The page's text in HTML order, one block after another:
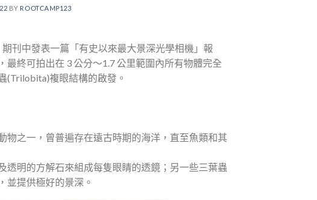
BY ROOTCAMP123
刊中發表一篇「有史以來最大景深光學相機」報
終可拍出在 3 公分～1.7 公里範圍內所有物體完全
(Trilobita)複眼結構的啟發。
之一，曾普遍存在遠古時期的海洋，直至魚類和其
明的方解石來組成每隻眼睛的透鏡；另一些三葉蟲
並提供極好的景深。